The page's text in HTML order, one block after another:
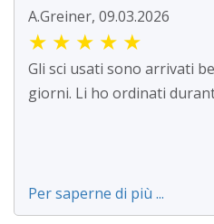
A.Greiner, 09.03.2026
★ ★ ★ ★ ★
Gli sci usati sono arrivati
giorni. Li ho ordinati
Per saperne di più ...